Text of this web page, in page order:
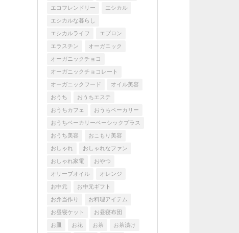
エコフレンドリー エシカル
エシカルな暮らし
エシカルライフ エプロン
エラスチン オーガニック
オーガニックチョコ
オーガニックチョコレート
オーガニックフード オイル美容
おうち おうちエステ
おうちカフェ おうちベーカリー
おうちベーカリーベーシックプラス
おうち美容 おこもり美容
おしゃれ おしゃれなファン
おしゃれ家電 おやつ
オリーブオイル オレンジ
お中元 お中元ギフト
お弁当作り お料理アイテム
お昼寝ケット お昼寝布団
お皿 お花 お茶 お茶漬け